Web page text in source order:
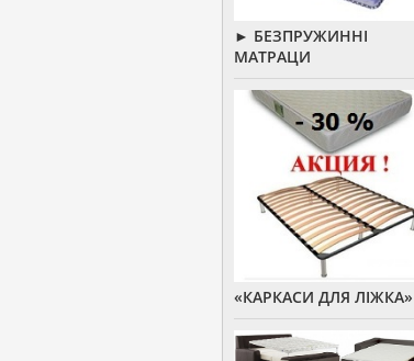
► БЕЗПРУЖИННІ
МАТРАЦИ
«КАРКАСИ ДЛЯ ЛІЖКА»